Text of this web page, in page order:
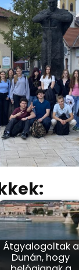
Átgyalogoltak a
Dunán, hogy